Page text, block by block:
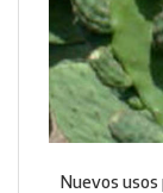
Nuevos usos